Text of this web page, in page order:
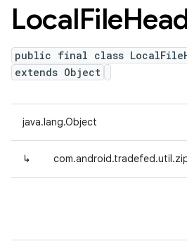
LocalFile
public final class
extends Object
java.lang.Object
↳